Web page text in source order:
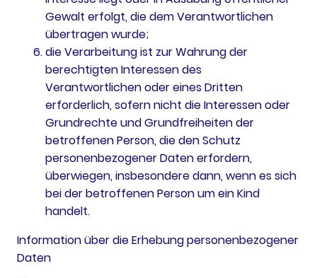
Gewalt erfolgt, die dem Verantwortlichen
übertragen wurde;
die Verarbeitung ist zur Wahrung der
berechtigten Interessen des
Verantwortlichen oder eines Dritten
erforderlich, sofern nicht die Interessen oder
Grundrechte und Grundfreiheiten der
betroffenen Person, die den Schutz
personenbezogener Daten erfordern,
überwiegen, insbesondere dann, wenn es sich
bei der betroffenen Person um ein Kind
handelt.
Information über die Erhebung personenbezogener
Daten